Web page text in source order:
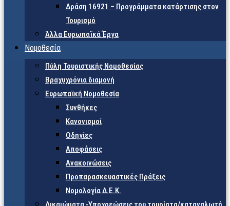
Δράση 16921 – Προγράμματα κατάρτισης στον
Τουρισμό
Άλλα Ευρωπαϊκά Έργα
Νομοθεσία
Πύλη Τουριστικής Νομοθεσίας
Βραχυχρόνια διαμονή
Ευρωπαϊκή Νομοθεσία
Συνθήκες
Κανονισμοί
Οδηγίες
Αποφάσεις
Ανακοινώσεις
Προπαρασκευαστικές Πράξεις
Νομολογία Δ.Ε.Κ.